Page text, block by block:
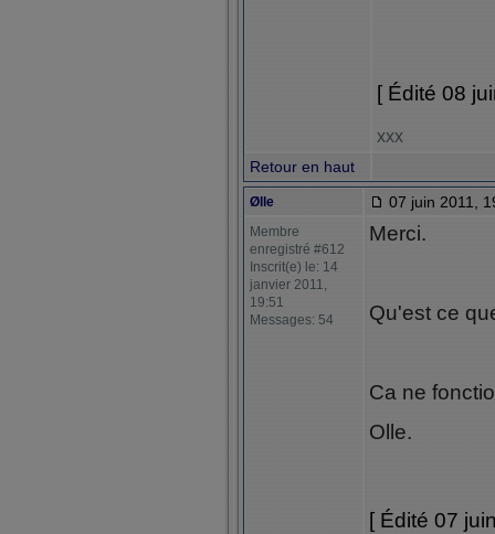
[ Édité 08
xxx
Retour en haut
Ølle 07 juin 2011,
Membre
enregistré #612
Inscrit(e) le: 14
janvier 2011,
19:51
Messages: 54
Merci.
Qu'est ce
Ca ne
Olle.
[ Édité 07